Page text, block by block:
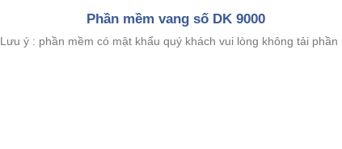
Phần mềm vang số DK 9000
Lưu ý : phần mềm có mật khẩu quý khách vui lòng không tải phần